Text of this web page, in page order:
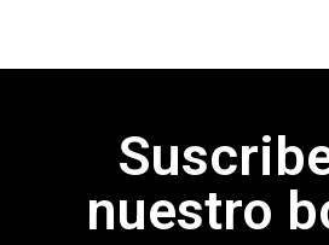
nuestro